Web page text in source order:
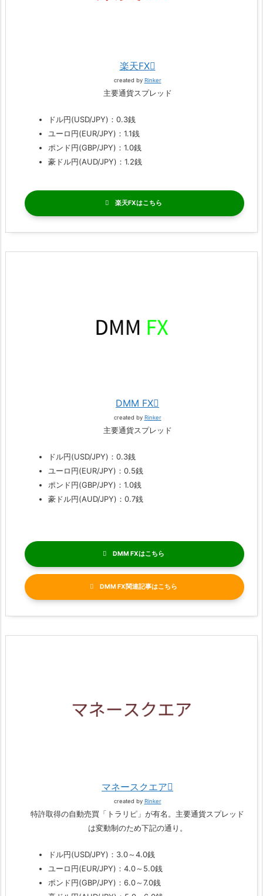
楽天FX
created by Rinker
主要通貨スプレッド
ドル円(USD/JPY)：0.3銭
ユーロ円(EUR/JPY)：1.1銭
ポンド円(GBP/JPY)：1.0銭
豪ドル円(AUD/JPY)：1.2銭
楽天FX
DMM FX
created by Rinker
主要通貨スプレッド
ドル円(USD/JPY)：0.3銭
ユーロ円(EUR/JPY)：0.5銭
ポンド円(GBP/JPY)：1.0銭
豪ドル円(AUD/JPY)：0.7銭
DMM FX
DMM FX関連記事
マネースクエア
created by Rinker
特許取得の自動売買「トラリピ」が有名。主要通貨スプレッド
は変動制のため下記の通り。
ドル円(USD/JPY)：3.0～4.0銭
ユーロ円(EUR/JPY)：4.0～5.0銭
ポンド円(GBP/JPY)：6.0～7.0銭